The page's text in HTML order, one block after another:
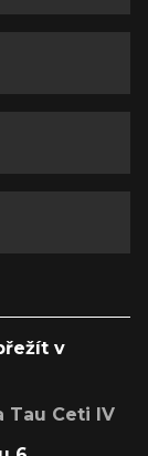
v
Tau Ceti IV